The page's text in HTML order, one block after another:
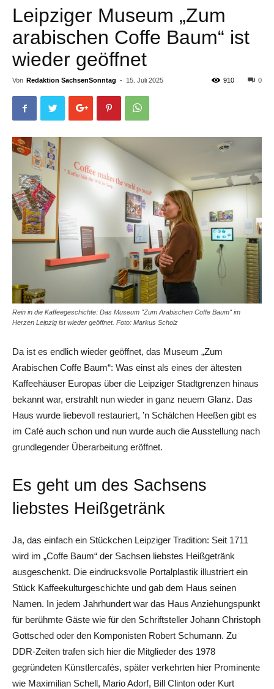
Leipziger Museum „Zum
arabischen Coffe Baum“ ist
wieder geöffnet
Von Redaktion SachsenSonntag - 15. Juli 2025 0
910
Rein in die Kaffeegeschichte: Das Museum "Zum Arabischen Coffe Baum" im
Herzen Leipzig ist wieder geöffnet. Foto: Markus Scholz
Da ist es endlich wieder geöffnet, das Museum „Zum
Arabischen Coffe Baum“: Was einst als eines der ältesten
Kaffeehäuser Europas über die Leipziger Stadtgrenzen hinaus
bekannt war, erstrahlt nun wieder in ganz neuem Glanz. Das
Haus wurde liebevoll restauriert, ’n Schälchen Heeßen gibt es
im Café auch schon und nun wurde auch die Ausstellung nach
grundlegender Überarbeitung eröffnet.
Es geht um des Sachsens
liebstes Heißgetränk
Ja, das einfach ein Stückchen Leipziger Tradition: Seit 1711
wird im „Coffe Baum“ der Sachsen liebstes Heißgetränk
ausgeschenkt. Die eindrucksvolle Portalplastik illustriert ein
Stück Kaffeekulturgeschichte und gab dem Haus seinen
Namen. In jedem Jahrhundert war das Haus Anziehungspunkt
für berühmte Gäste wie für den Schriftsteller Johann Christoph
Gottsched oder den Komponisten Robert Schumann. Zu
DDR-Zeiten trafen sich hier die Mitglieder des 1978
gegründeten Künstlercafés, später verkehrten hier Prominente
wie Maximilian Schell, Mario Adorf, Bill Clinton oder Kurt